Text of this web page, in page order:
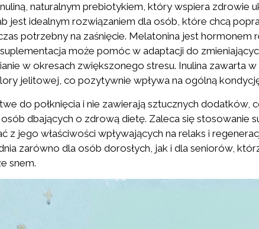
naturalnym prebiotykiem, który wspiera zdrowie
jest idealnym rozwiązaniem dla osób, które chcą
potrzebny na zaśnięcie. Melatonina jest hormonem
może pomóc w adaptacji do
w okresach zwiększonego stresu. Inulina zawarta
jelitowej, co pozytywnie wpływa na ogólną
do połknięcia i nie zawierają sztucznych dodatków,
dbających o zdrową dietę. Zaleca się stosowanie
z jego właściwości wpływających na relaks i
zarówno dla osób dorosłych, jak i dla seniorów,
snem.